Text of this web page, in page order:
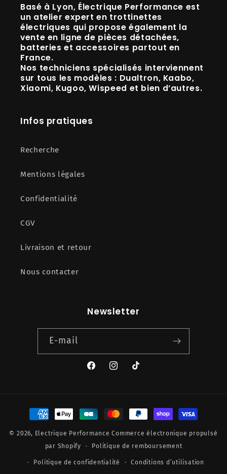
Basé à Lyon, Électrique Performance est
un atelier expert en trottinettes
électriques qui propose également la
vente en ligne de pièces détachées,
batteries et accessoires partout en
France.
Nos techniciens spécialisés interviennent
sur tous les modèles : Dualtron, Kaabo,
Xiaomi, Kugoo, Wispeed et bien d’autres.
Infos pratiques
Recherche
Mentions légales
Confidentialité
CGV
Livraison et retour
Nous contacter
Newsletter
E-mail
FacebookInstagramTikTok
Moyens
de
paiement
© 2026, Electrique Performance Commerce électronique propulsé
par Shopify
Politique de remboursement
Politique de confidentialité Conditions d’utilisation